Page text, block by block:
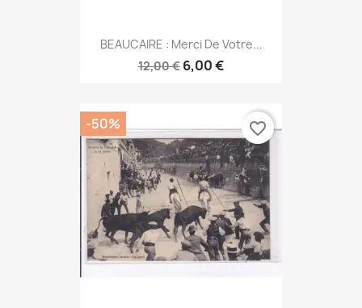
BEAUCAIRE : Merci De Votre...
12,00 € 6,00 €
-50% favorite_border